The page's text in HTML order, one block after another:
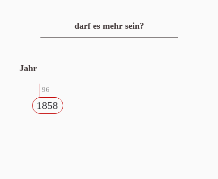
darf es mehr sein?
Jahr
96
1858